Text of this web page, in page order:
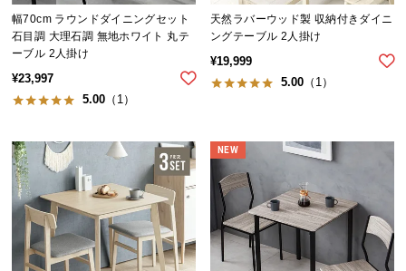
イ
ス
ト
か
幅70cm ラウンドダイニングセット
石目調 大理石調 無地ホワイト 丸テ
ーブル 2人掛け
¥23,997
5.00 （1）
天然ラバーウッド製 収納付きダイニ
ングテーブル 2人掛け
¥19,999
5.00 （1）
NEW